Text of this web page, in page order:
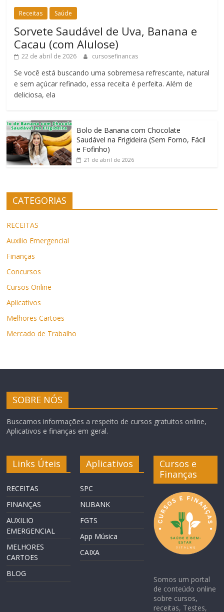
Receitas Saúde
Sorvete Saudável de Uva, Banana e
Cacau (com Alulose)
22 de abril de 2026 cursosefinancas
Se você está buscando uma sobremesa refrescante, natural
e sem açúcar refinado, essa receita é perfeita. Além de
deliciosa, ela
Bolo de Banana com Chocolate
Saudável na Frigideira (Sem Forno, Fácil
e Fofinho)
21 de abril de 2026
CATEGORIAS
RECEITAS
Auxilio Emergencial
Finanças
Concursos
Cursos Online
Aplicativos
Melhores Cartões
Mercado de Trabalho
SOBRE NÓS
Buscamos informações a respeito de cursos gratuitos online,
Aplicativos e finanças em geral.
Links Úteis
RECEITAS
FINANÇAS
AUXILIO
EMERGENCIAL
MELHORES
CARTOES
BLOG
Aplicativos
SPC
NUBANK
FGTS
App Música
CAIXA
Cursos e
Finanças
Somos um portal
de conteúdo online
sobre cursos,
receitas, Testes,